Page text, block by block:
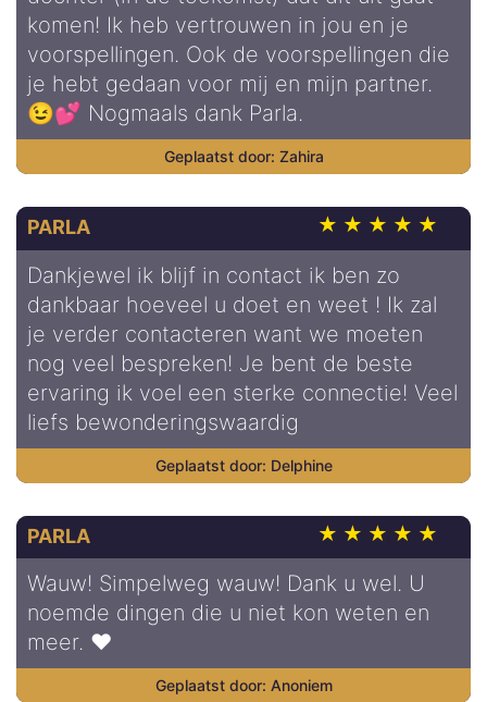
komen! Ik heb vertrouwen in jou en je
voorspellingen. Ook de voorspellingen die
je hebt gedaan voor mij en mijn partner.
😉💕 Nogmaals dank Parla.
Zahira
PARLA
Dankjewel ik blijf in contact ik ben zo
dankbaar hoeveel u doet en weet ! Ik zal
je verder contacteren want we moeten
nog veel bespreken! Je bent de beste
ervaring ik voel een sterke connectie! Veel
liefs bewonderingswaardig
Delphine
PARLA
Wauw! Simpelweg wauw! Dank u wel. U
noemde dingen die u niet kon weten en
meer. ❤️
Anoniem